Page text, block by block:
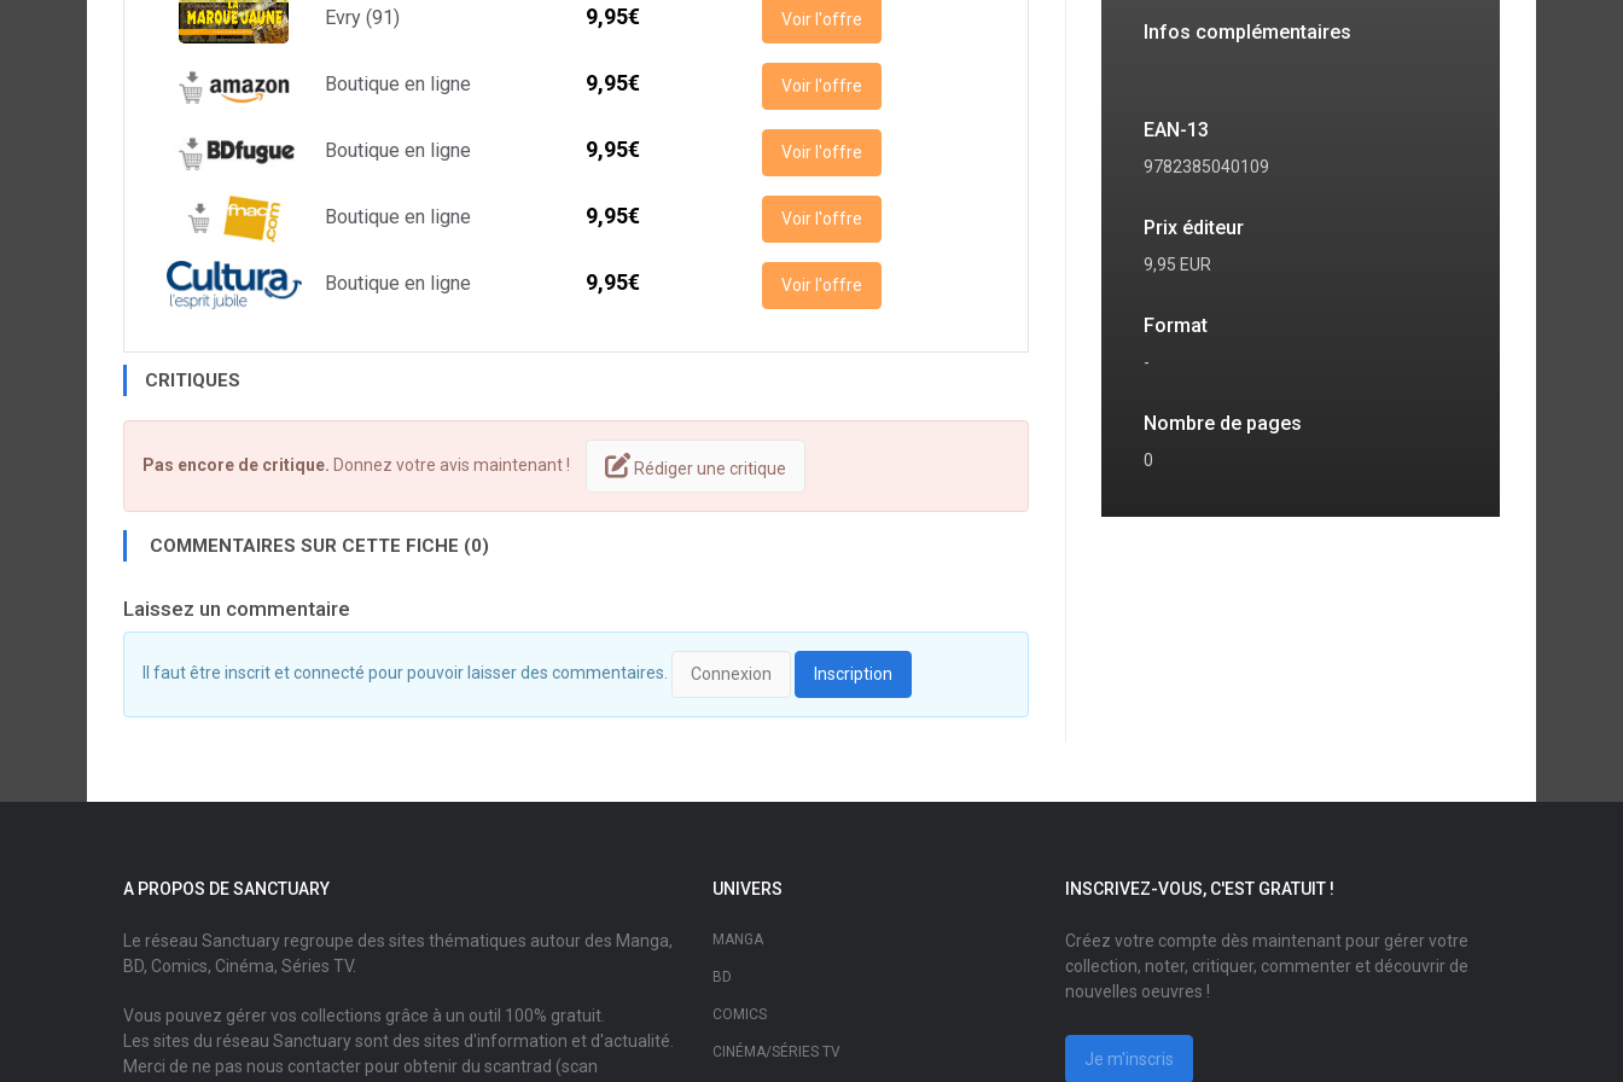
l'esprit humain, là où le désir et la peur se confondent jusqu'à l'obsession. Une lecture incontournable pour les adeptes de
thrillers érotiques aux accents de mystère morbide.
Evry (91) 9,95€ Voir l'offre
Boutique en ligne 9,95€ Voir l'offre
Boutique en ligne 9,95€ Voir l'offre
Boutique en ligne 9,95€ Voir l'offre
Boutique en ligne 9,95€ Voir l'offre
CRITIQUES
Pas encore de critique. Donnez votre avis maintenant ! Rédiger une critique
COMMENTAIRES SUR CETTE FICHE (0)
Laissez un commentaire
Il faut être inscrit et connecté pour pouvoir laisser des commentaires. Connexion Inscription
Infos complémentaires
EAN-13
9782385040109
Prix éditeur
9,95 EUR
Format
-
Nombre de pages
0
A PROPOS DE SANCTUARY
Le réseau Sanctuary regroupe des sites thématiques autour des Manga,
BD, Comics, Cinéma, Séries TV.
Vous pouvez gérer vos collections grâce à un outil 100% gratuit.
Les sites du réseau Sanctuary sont des sites d'information et d'actualité.
Merci de ne pas nous contacter pour obtenir du scantrad (scan
UNIVERS
MANGA
BD
COMICS
CINÉMA/SÉRIES TV
INSCRIVEZ-VOUS, C'EST GRATUIT !
Créez votre compte dès maintenant pour gérer votre
collection, noter, critiquer, commenter et découvrir de
nouvelles oeuvres !
Je m'inscris